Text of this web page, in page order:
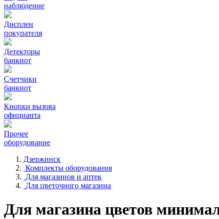
наблюдение
Дисплеи
покупателя
Детекторы
банкнот
Счетчики
банкнот
Кнопки вызова
официанта
Прочее
оборудование
Дзержинск
Комплекты оборудования
Для магазинов и аптек
Для цветочного магазина
Для магазина цветов